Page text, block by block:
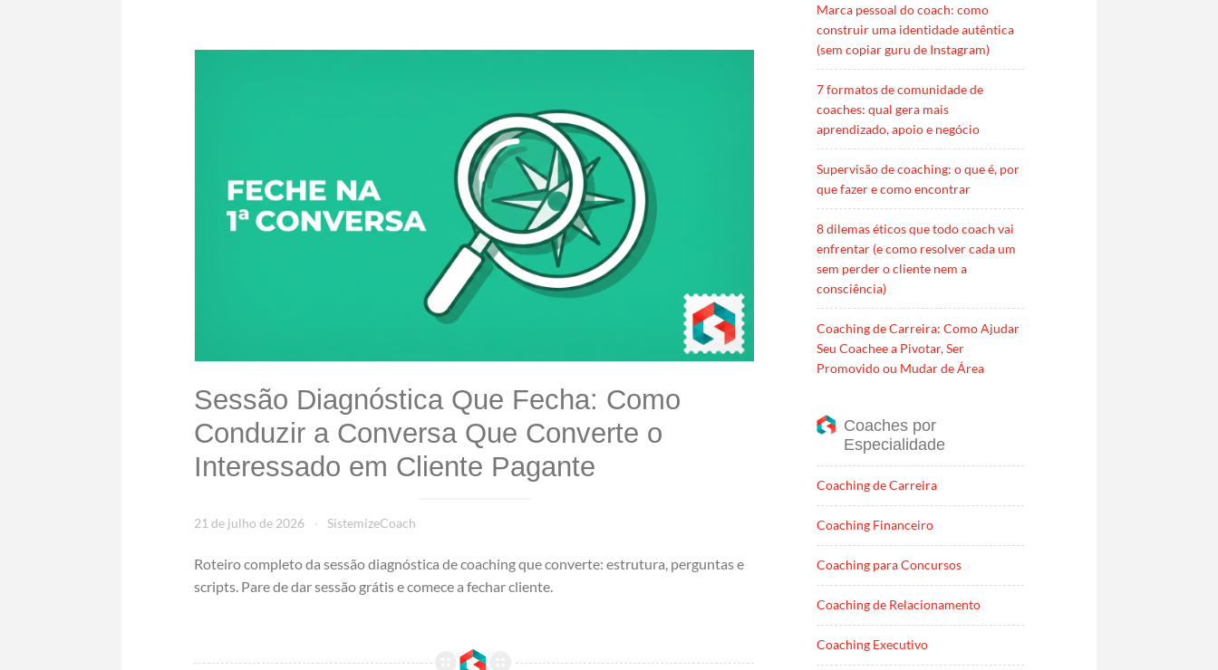
Sessão Diagnóstica Que Fecha: Como Conduzir a Conversa Que Converte o Interessado em Cliente Pagante
Sessão Diagnóstica Que Fecha: Como
Conduzir a Conversa Que Converte o
Interessado em Cliente Pagante
21 de julho de 2026 SistemizeCoach
Roteiro completo da sessão diagnóstica de coaching que converte: estrutura, perguntas e
scripts. Pare de dar sessão grátis e comece a fechar cliente.
Marca pessoal do coach: como
construir uma identidade autêntica
(sem copiar guru de Instagram)
7 formatos de comunidade de
coaches: qual gera mais
aprendizado, apoio e negócio
Supervisão de coaching: o que é, por
que fazer e como encontrar
8 dilemas éticos que todo coach vai
enfrentar (e como resolver cada um
sem perder o cliente nem a
consciência)
Coaching de Carreira: Como Ajudar
Seu Coachee a Pivotar, Ser
Promovido ou Mudar de Área
Coaches por
Especialidade
Coaching de Carreira
Coaching Financeiro
Coaching para Concursos
Coaching de Relacionamento
Coaching Executivo